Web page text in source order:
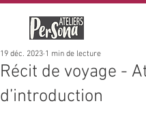
Récit de voyage -
d’introduction
19 déc. 2023 1 min de lecture